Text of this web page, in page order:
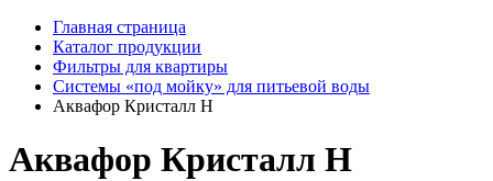
Главная страница
Каталог продукции
Фильтры для квартиры
Системы «под мойку» для питьевой воды
Аквафор Кристалл Н
Аквафор Кристалл Н